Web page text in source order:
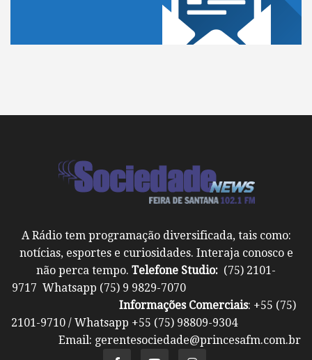
A Rádio tem programação diversificada, tais como:
notícias, esportes e curiosidades. Interaja conosco e
não perca tempo. Telefone Studio: (75) 2101-
9717 Whatsapp (75) 9 9829-7070
Informações Comerciais: +55 (75)
2101-9710 / Whatsapp +55 (75) 98809-9304
Email: gerentesociedade@princesafm.com.br